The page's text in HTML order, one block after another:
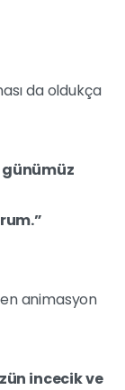
da oldukça
günümüz
animasyon
incecik ve